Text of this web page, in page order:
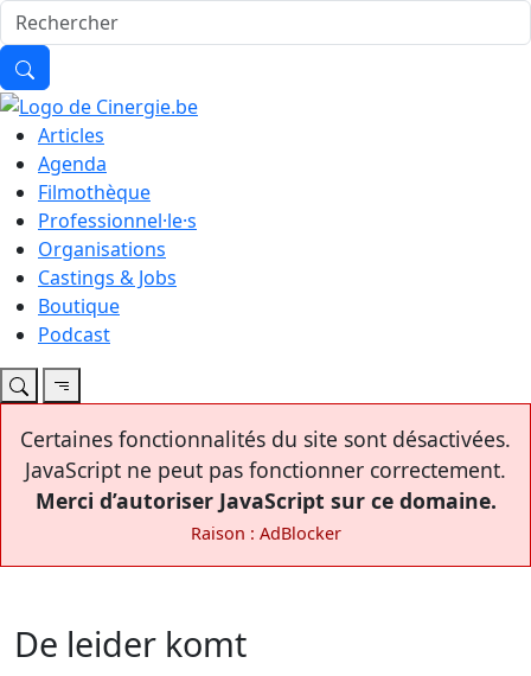
Articles
Agenda
Filmothèque
Professionnel·le·s
Organisations
Castings & Jobs
Boutique
Podcast
Certaines fonctionnalités du site sont désactivées.
JavaScript ne peut pas fonctionner correctement.
Merci d’autoriser JavaScript sur ce domaine.
Raison : AdBlocker
De leider komt